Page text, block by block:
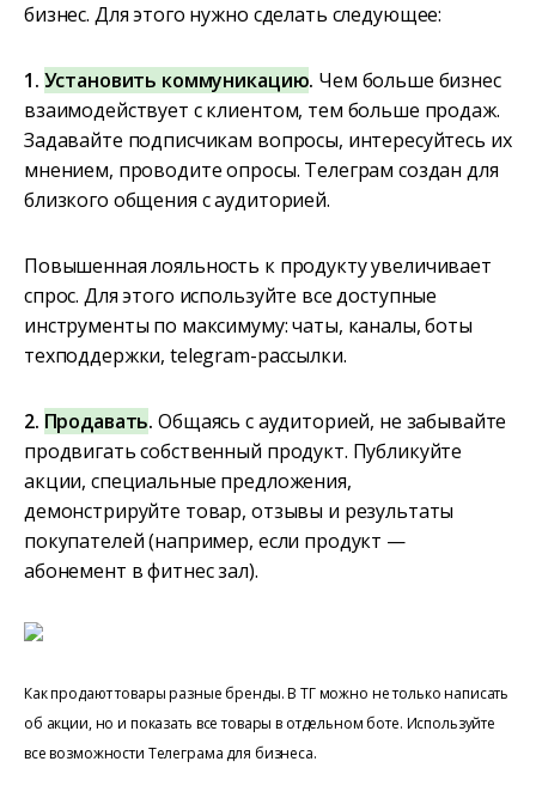
бизнес. Для этого нужно сделать следующее:
1. Установить коммуникацию. Чем больше бизнес
взаимодействует с клиентом, тем больше продаж.
Задавайте подписчикам вопросы, интересуйтесь их
мнением, проводите опросы. Телеграм создан для
близкого общения с аудиторией.
Повышенная лояльность к продукту увеличивает
спрос. Для этого используйте все доступные
инструменты по максимуму: чаты, каналы, боты
техподдержки, telegram-рассылки.
2. Продавать. Общаясь с аудиторией, не забывайте
продвигать собственный продукт. Публикуйте
акции, специальные предложения,
демонстрируйте товар, отзывы и результаты
покупателей (например, если продукт —
абонемент в фитнес зал).
Как продают товары разные бренды. В ТГ можно не только написать
об акции, но и показать все товары в отдельном боте. Используйте
все возможности Телеграма для бизнеса.